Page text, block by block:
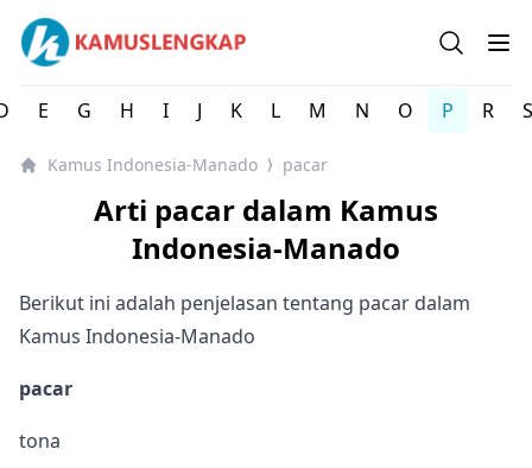
Kamus Lengkap Indonesia-Manado - Kamus Bahasa
Open
E G H I J K L M N O P R S
Kamus Indonesia-Manado ⟩ pacar
Arti pacar dalam Kamus
Indonesia-Manado
Berikut ini adalah penjelasan tentang pacar dalam
Kamus Indonesia-Manado
pacar
tona